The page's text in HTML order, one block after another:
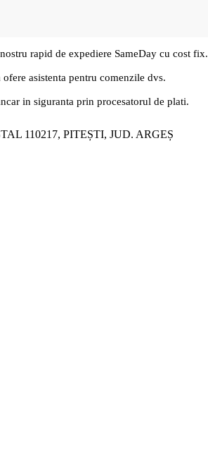
rapid de expediere SameDay cu cost fix.
asistenta pentru comenzile dvs.
in siguranta prin procesatorul de plati.
110217, PITEȘTI, JUD. ARGEȘ